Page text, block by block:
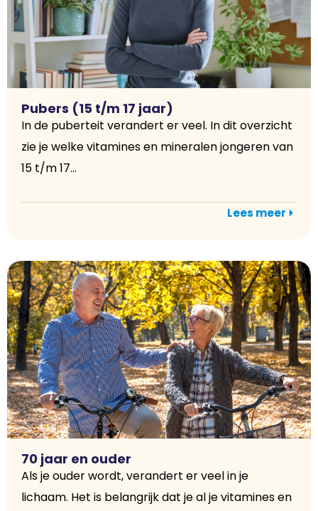
Pubers (15 t/m 17 jaar)
In de puberteit verandert er veel. In dit overzicht
zie je welke vitamines en mineralen jongeren van
15 t/m 17...
Lees meer
70 jaar en ouder
Als je ouder wordt, verandert er veel in je
lichaam. Het is belangrijk dat je al je vitamines en